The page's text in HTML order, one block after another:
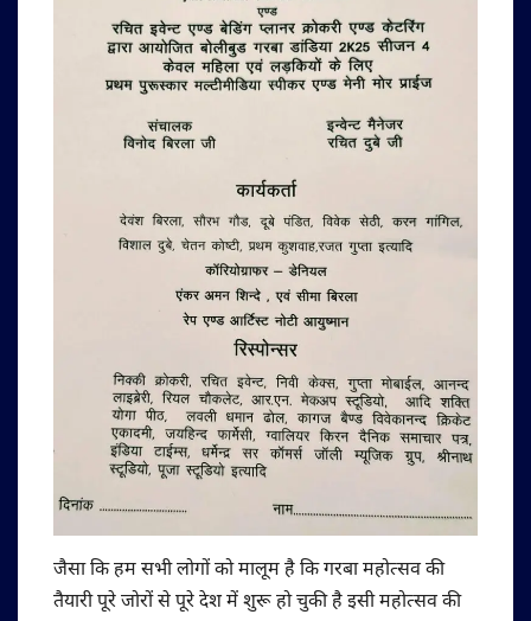
जैसा कि हम सभी लोगों को मालूम है कि गरबा महोत्सव की
तैयारी पूरे जोरों से पूरे देश में शुरू हो चुकी है इसी महोत्सव की